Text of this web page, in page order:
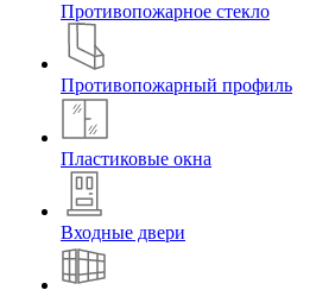
Противопожарное стекло
Противопожарный профиль
Пластиковые окна
Входные двери